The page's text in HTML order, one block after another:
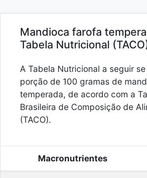
Mandioca farofa
Tabela Nutricional
A Tabela Nutricional a seguir
porção de 100 gramas de
temperada, de acordo com a
Brasileira de Composição de
(TACO).
Macronutrientes